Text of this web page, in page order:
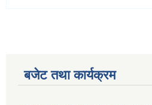
बजेट तथा कार्यक्रम